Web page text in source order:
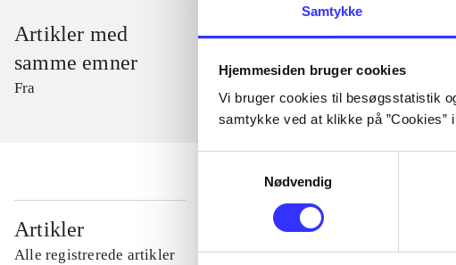
Samtykke
Hjemmesiden bruger cookies
Vi bruger cookies til besøgsstatistik
samtykke ved at klikke på ”Cookies”
Nødvendig
Artikler med
samme emner
Fra
Artikler
Alle registrerede artikler
...